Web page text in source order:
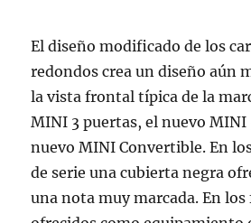
El diseño modificado de los
redondos crea un diseño aún
la vista frontal típica de la
MINI 3 puertas, el nuevo MINI
nuevo MINI Convertible. En
de serie una cubierta negra
una nota muy marcada. En los